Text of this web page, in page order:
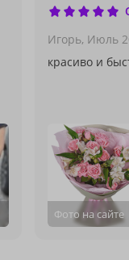
Игорь, Июль
красиво и
Фото на сайте